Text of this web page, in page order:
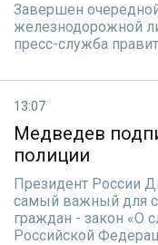
Завершен очередной
железнодорожной
пресс-служба
13:07
Медведев
полиции
Президент России
самый важный для
граждан - закон «О
Российской